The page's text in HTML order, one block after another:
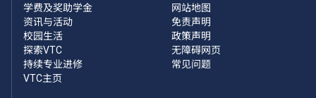
学费及奖助学金
资讯与活动
校园生活
探索VTC
持续专业进修
VTC主页
网站地图
免责声明
政策声明
无障碍网页
常见问题